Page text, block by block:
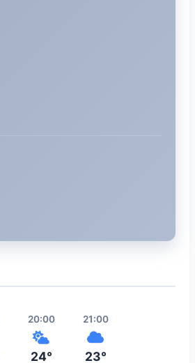
20:00
24°
21:00
23°